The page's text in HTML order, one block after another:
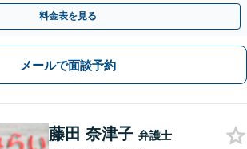
重しながら丁寧に対応いたします
料金表を見る
メールで面談予約
藤田 奈津子 弁護士